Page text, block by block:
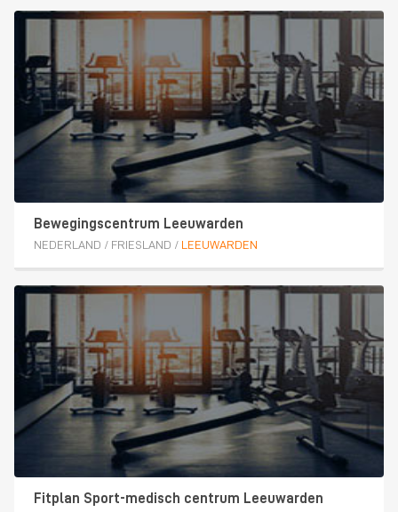
Bewegingscentrum Leeuwarden
NEDERLAND / FRIESLAND / LEEUWARDEN
Fitplan Sport-medisch centrum Leeuwarden